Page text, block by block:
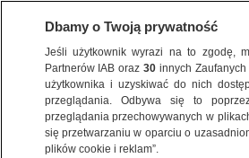
BIZNES
Z KRAJU
Dbamy o Twoją prywatność
Jeśli użytkownik wyrazi na to zgodę,
Partnerów IAB oraz30 innych
użytkownika i uzyskiwać do nich
przeglądania. Odbywa się to
przeglądania przechowywanych w
się przetwarzaniu w oparciu o
plików cookie i reklam”.